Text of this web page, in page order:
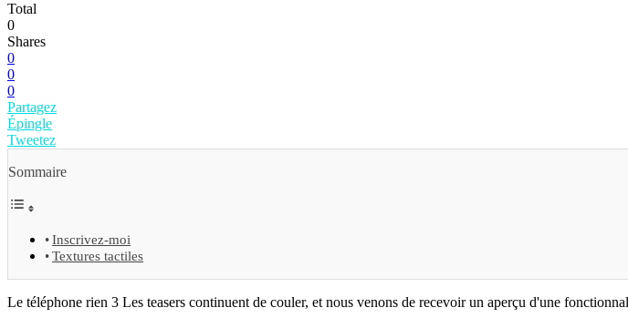
Total
0
Shares
0
0
0
Partagez
Épingle
Tweetez
Sommaire
Inscrivez-moi
Textures tactiles
Le téléphone rien 3 Les teasers continuent de couler, et nous venons de recevoir un aperçu d'une